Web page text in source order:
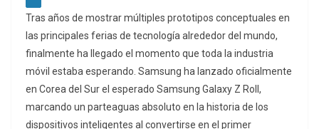
Tras años de mostrar múltiples prototipos conceptuales en
las principales ferias de tecnología alrededor del mundo,
finalmente ha llegado el momento que toda la industria
móvil estaba esperando. Samsung ha lanzado oficialmente
en Corea del Sur el esperado Samsung Galaxy Z Roll,
marcando un parteaguas absoluto en la historia de los
dispositivos inteligentes al convertirse en el primer